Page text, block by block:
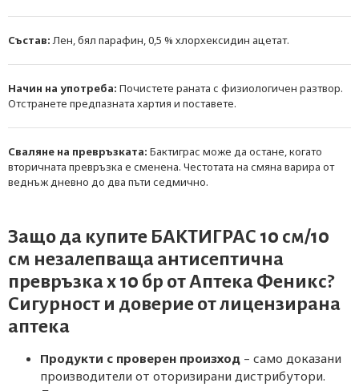
Състав:Лен, бял парафин, 0,5 % хлорхексидин ацетат.
Начин на употреба: Почистете раната с физиологичен разтвор.
Отстранете предпазната хартия и поставете.
Сваляне на превръзката: Бактиграс може да остане, когато
вторичната превръзка е сменена. Честотата на смяна варира от
веднъж дневно до два пъти седмично.
Защо да купите БАКТИГРАС 10 см/10
см незалепваща антисептична
превръзка х 10 бр отАптека Феникс?
Сигурност и доверие от лицензирана
аптека
Продукти с проверен произход – само доказани
производители от оторизирани дистрибутори.